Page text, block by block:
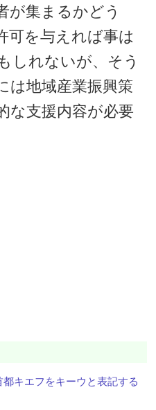
が集まるかどう
可を与えれば事は
しれないが、そう
は地域産業振興策
な支援内容が必要
都キエフをキーウと表記する